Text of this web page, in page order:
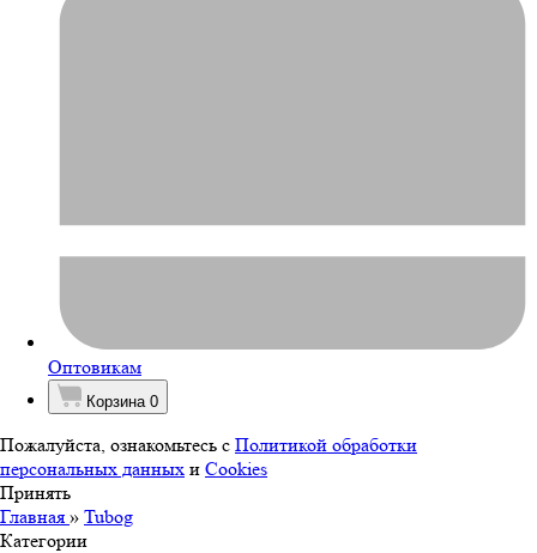
Оптовикам
Корзина 0
Пожалуйста, ознакомьтесь с Политикой обработки
персональных данных и Cookies
Принять
Главная » Tubog
Категории